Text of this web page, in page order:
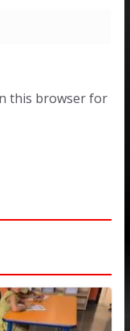
this browser for